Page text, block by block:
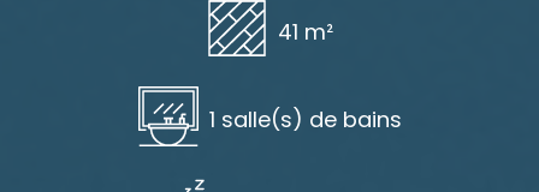
41 m²
1 salle(s) de bains